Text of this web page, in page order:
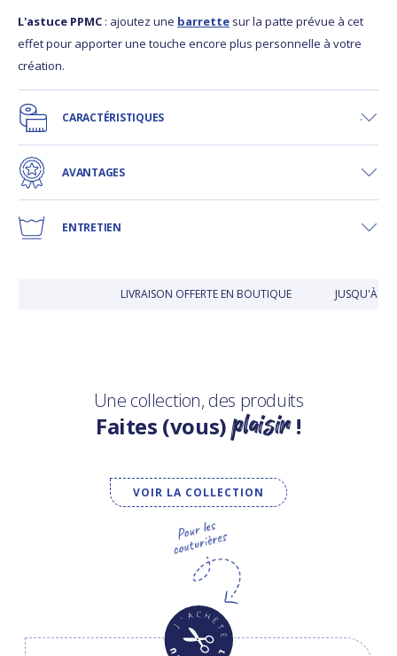
L'astuce PPMC : ajoutez une barrette sur la patte prévue à cet
effet pour apporter une touche encore plus personnelle à votre
création.
CARACTÉRISTIQUES
AVANTAGES
ENTRETIEN
LIVRAISON OFFERTE EN BOUTIQUE JUSQU'À
Une collection, des produits
Faites (vous)plaisir!
VOIR LA COLLECTION